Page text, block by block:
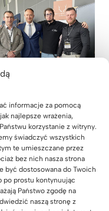
informacje za pomocą
najlepsze wrażenia,
korzystanie z witryny.
świadczyć wszystkich
te umieszczane przez
bez nich nasza strona
być dostosowana do Twoich
po prostu kontynuując
Państwo zgodę na
naszą stronę z
Szewc Kuba Midel
Wojciech Kobel